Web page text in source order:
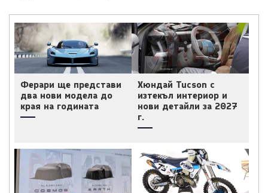
Ферари ще представи
два нови модела до
края на годината
Хюндай Tucson с
изтекъл интериор и
нови детайли за 2027
г.